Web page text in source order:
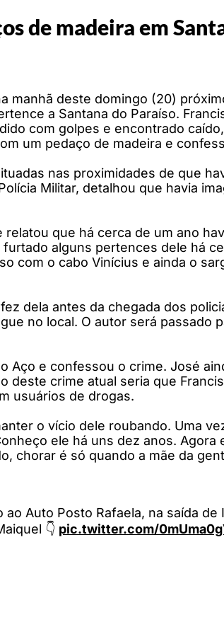
de madeira em
manhã deste domingo (20)
a Santana do Paraíso.
com golpes e encontrado
um pedaço de madeira e
nas proximidades de que
Militar, detalhou que havia
que há cerca de um ano
alguns pertences dele há
com o cabo Vinícius e ainda o
dela antes da chegada dos
no local. O autor será passado
e confessou o crime. José
crime atual seria que
usuários de drogas.
o vício dele roubando. Uma
ele há uns dez anos.
chorar é só quando a mãe da
Auto Posto Rafaela, na saída
👇 pic.twitter.com/